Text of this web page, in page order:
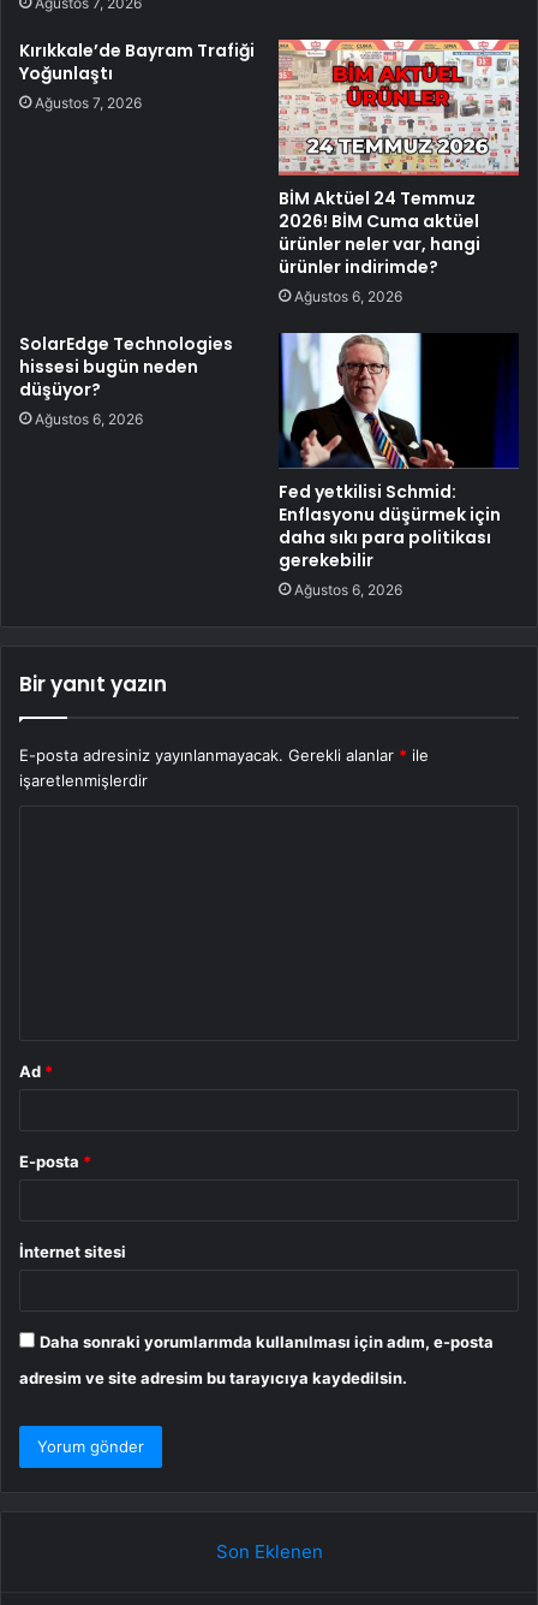
Kırıkkale’de Bayram Trafiği
Yoğunlaştı
Ağustos 7, 2026
BİM Aktüel 24 Temmuz
2026! BİM Cuma aktüel
ürünler neler var, hangi
ürünler indirimde?
Ağustos 6, 2026
SolarEdge Technologies
hissesi bugün neden
düşüyor?
Ağustos 6, 2026
Fed yetkilisi Schmid:
Enflasyonu düşürmek için
daha sıkı para politikası
gerekebilir
Ağustos 6, 2026
Bir yanıt yazın
E-posta adresiniz yayınlanmayacak. Gerekli alanlar * ile
işaretlenmişlerdir
Ad *
E-posta *
İnternet sitesi
Daha sonraki yorumlarımda kullanılması için adım, e-posta
adresim ve site adresim bu tarayıcıya kaydedilsin.
Son Eklenen